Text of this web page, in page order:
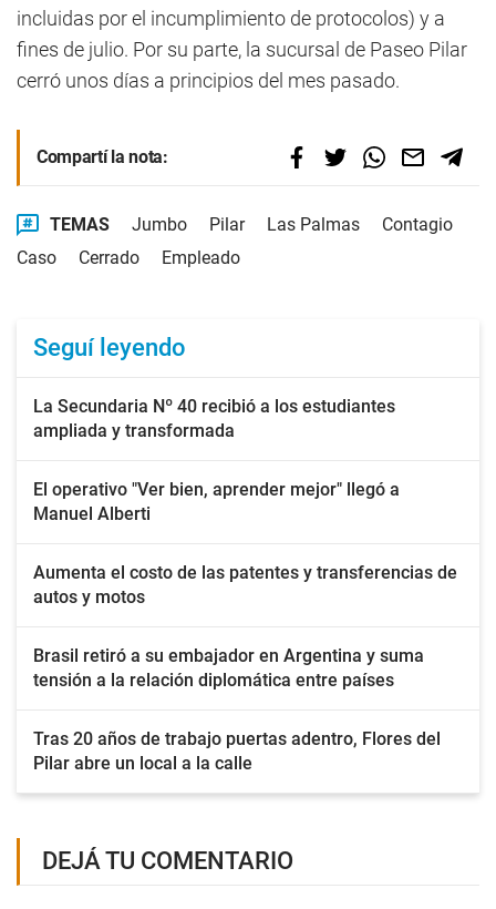
incluidas por el incumplimiento de protocolos) y a
fines de julio. Por su parte, la sucursal de Paseo Pilar
cerró unos días a principios del mes pasado.
Compartí la nota:
TEMAS Jumbo Pilar Las Palmas
Contagio
Caso
Cerrado Empleado
Seguí leyendo
La Secundaria Nº 40 recibió a los estudiantes
ampliada y transformada
El operativo "Ver bien, aprender mejor" llegó a
Manuel Alberti
Aumenta el costo de las patentes y transferencias de
autos y motos
Brasil retiró a su embajador en Argentina y suma
tensión a la relación diplomática entre países
Tras 20 años de trabajo puertas adentro, Flores del
Pilar abre un local a la calle
DEJÁ TU COMENTARIO